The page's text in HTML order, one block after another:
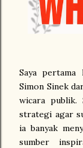
Saya
Simon Sinek
wicara publik.
strategi agar
ia banyak
sumber